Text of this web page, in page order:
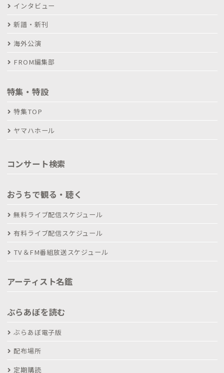
インタビュー
新譜・新刊
海外公演
FROM編集部
特集・特設
特集TOP
ヤマハホール
コンサート検索
おうちで観る・聴く
無料ライブ配信スケジュール
有料ライブ配信スケジュール
TV＆FM番組放送スケジュール
アーティスト名鑑
ぶらあぼを読む
ぶらあぼ電子版
配布場所
定期購読